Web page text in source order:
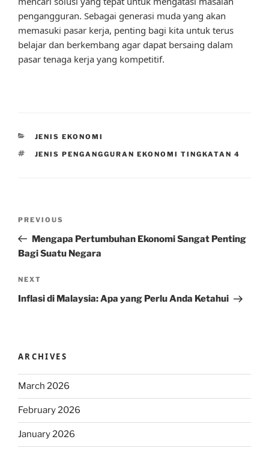
pengangguran. Sebagai generasi muda yang akan
memasuki pasar kerja, penting bagi kita untuk terus
belajar dan berkembang agar dapat bersaing dalam
pasar tenaga kerja yang kompetitif.
CATEGORIES
JENIS EKONOMI
TAGS
JENIS PENGANGGURAN EKONOMI TINGKATAN 4
Previous
Post
PREVIOUS
Mengapa Pertumbuhan Ekonomi Sangat Penting
Bagi Suatu Negara
Next
Post
NEXT
Inflasi di Malaysia: Apa yang Perlu Anda Ketahui
ARCHIVES
March 2026
February 2026
January 2026